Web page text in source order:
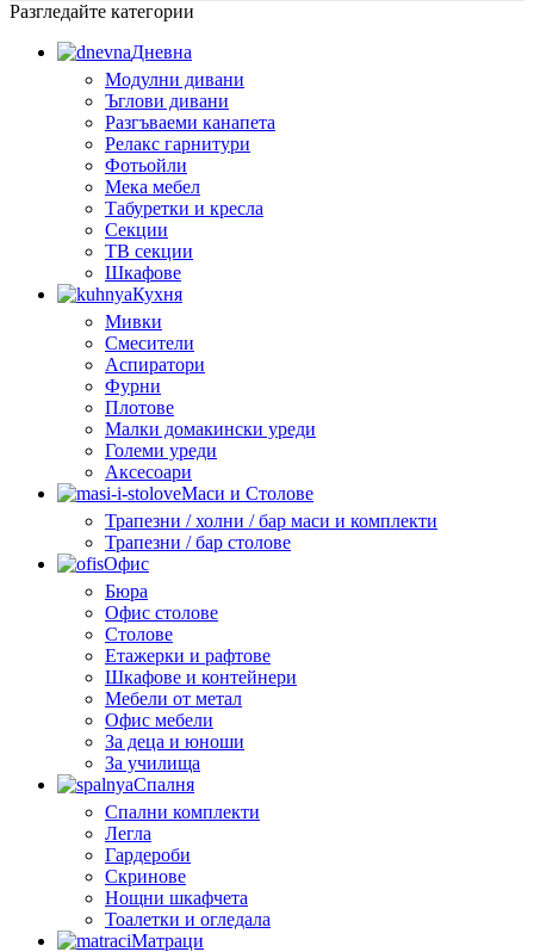
Разгледайте категории
Дневна
Модулни дивани
Ъглови дивани
Разгъваеми канапета
Релакс гарнитури
Фотьойли
Мека мебел
Табуретки и кресла
Секции
ТВ секции
Шкафове
Кухня
Мивки
Смесители
Аспиратори
Фурни
Плотове
Малки домакински уреди
Големи уреди
Аксесоари
Маси и Столове
Трапезни / холни / бар маси и комплекти
Трапезни / бар столове
Офис
Бюра
Офис столове
Столове
Етажерки и рафтове
Шкафове и контейнери
Мебели от метал
Офис мебели
За деца и юноши
За училища
Спалня
Спални комплекти
Легла
Гардероби
Скринове
Нощни шкафчета
Тоалетки и огледала
Матраци